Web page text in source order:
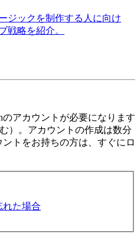
ジックを制作する人に向け
戦略を紹介。
アカウントが必要になります
）。アカウントの作成は数分
トをお持ちの方は、すぐにロ
れた場合